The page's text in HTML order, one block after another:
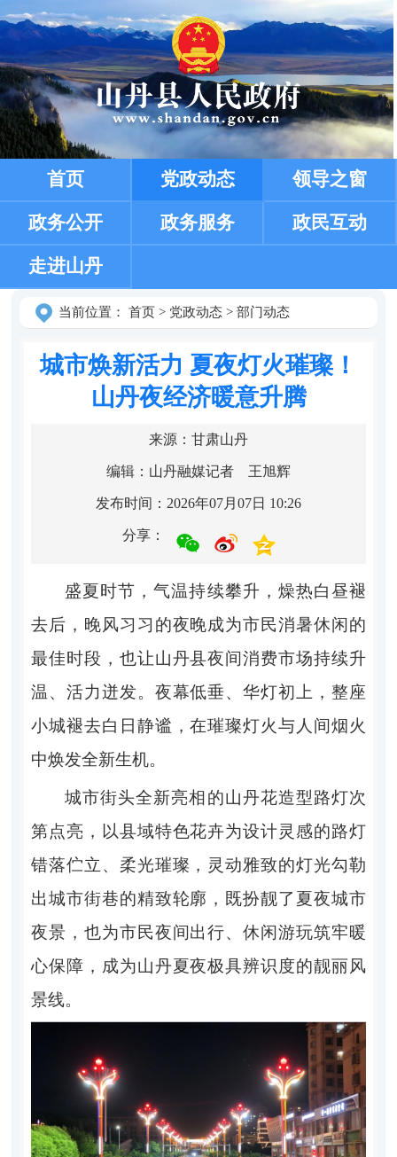
首页 党政动态 领导之窗
政务公开 政务服务 政民互动
走进山丹
当前位置： 首页> 党政动态> 部门动态
城市焕新活力 夏夜灯火璀璨！
山丹夜经济暖意升腾
来源：甘肃山丹
编辑：山丹融媒记者 王旭辉
发布时间：2026年07月07日 10:26
分享：
盛夏时节，气温持续攀升，燥热白昼褪
去后，晚风习习的夜晚成为市民消暑休闲的
最佳时段，也让山丹县夜间消费市场持续升
温、活力迸发。夜幕低垂、华灯初上，整座
小城褪去白日静谧，在璀璨灯火与人间烟火
中焕发全新生机。
城市街头全新亮相的山丹花造型路灯次
第点亮，以县域特色花卉为设计灵感的路灯
错落伫立、柔光璀璨，灵动雅致的灯光勾勒
出城市街巷的精致轮廓，既扮靓了夏夜城市
夜景，也为市民夜间出行、休闲游玩筑牢暖
心保障，成为山丹夏夜极具辨识度的靓丽风
景线。